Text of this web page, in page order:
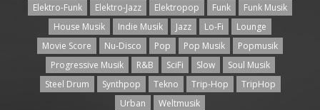
Elektro-Funk
Elektro-Jazz Elektropop Funk
Funk Musik
House Musik
Indie Musik Jazz Lo-Fi
Lounge
Movie Score
Nu-Disco Pop Pop Musik
Popmusik
Progressive Musik
R&B SciFi Slow
Soul Musik
Steel Drum
Synthpop Tekno Trip-Hop
TripHop
Urban
Weltmusik